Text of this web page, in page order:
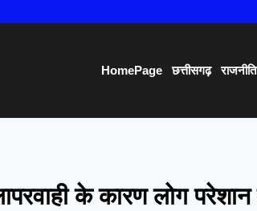
HomePage छत्तीसगढ़ राजनीति
के कारण लोग